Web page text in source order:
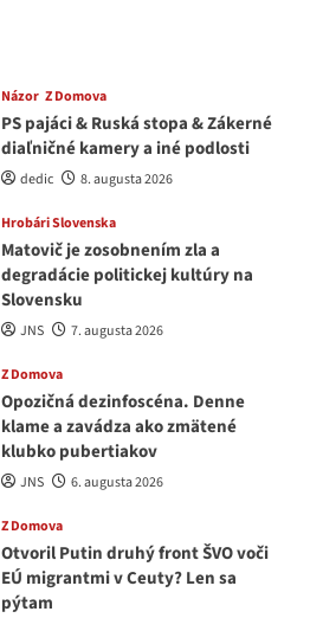
Názor Z Domova
PS pajáci & Ruská stopa & Zákerné
diaľničné kamery a iné podlosti
dedic 8. augusta 2026
Hrobári Slovenska
Matovič je zosobnením zla a
degradácie politickej kultúry na
Slovensku
JNS 7. augusta 2026
Z Domova
Opozičná dezinfoscéna. Denne
klame a zavádza ako zmätené
klubko pubertiakov
JNS 6. augusta 2026
Z Domova
Otvoril Putin druhý front ŠVO voči
EÚ migrantmi v Ceuty? Len sa
pýtam